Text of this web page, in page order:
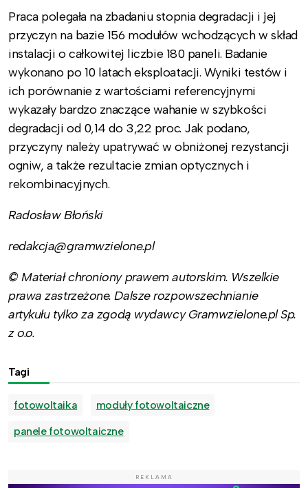
Praca polegała na zbadaniu stopnia degradacji i jej
przyczyn na bazie 156 modułów wchodzących w skład
instalacji o całkowitej liczbie 180 paneli. Badanie
wykonano po 10 latach eksploatacji. Wyniki testów i
ich porównanie z wartościami referencyjnymi
wykazały bardzo znaczące wahanie w szybkości
degradacji od 0,14 do 3,22 proc. Jak podano,
przyczyny należy upatrywać w obniżonej rezystancji
ogniw, a także rezultacie zmian optycznych i
rekombinacyjnych.
Radosław Błoński
redakcja@gramwzielone.pl
© Materiał chroniony prawem autorskim. Wszelkie
prawa zastrzeżone. Dalsze rozpowszechnianie
artykułu tylko za zgodą wydawcy Gramwzielone.pl Sp.
z o.o.
Tagi
fotowoltaika moduły fotowoltaiczne
panele fotowoltaiczne
REKLAMA